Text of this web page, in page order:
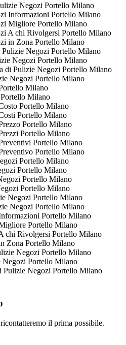
Negozi Portello Milano
Informazioni Portello Milano
Migliore Portello Milano
A chi Rivolgersi Portello Milano
in Zona Portello Milano
Negozi Portello Milano
Negozi Portello Milano
di Pulizie Negozi Portello Milano
Negozi Portello Milano
Milano
Milano
Portello Milano
Portello Milano
Portello Milano
Portello Milano
Portello Milano
Portello Milano
Portello Milano
Portello Milano
Portello Milano
Portello Milano
Negozi Portello Milano
Negozi Portello Milano
Portello Milano
Portello Milano
chi Rivolgersi Portello Milano
Zona Portello Milano
Negozi Portello Milano
Portello Milano
Negozi Portello Milano
il prima possibile.